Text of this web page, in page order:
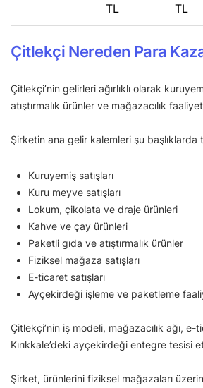
TL
TL
Çitlekçi Nereden Para
Çitlekçi’nin gelirleri ağırlıklı olarak
atıştırmalık ürünler ve mağazacılık
Şirketin ana gelir kalemleri şu başlıklarda
Kuruyemiş satışları
Kuru meyve satışları
Lokum, çikolata ve draje ürünleri
Kahve ve çay ürünleri
Paketli gıda ve atıştırmalık ürünler
Fiziksel mağaza satışları
E-ticaret satışları
Ayçekirdeği işleme ve paketleme
Çitlekçi’nin iş modeli, mağazacılık ağı, e-
Kırıkkale’deki ayçekirdeği entegre tesisi
Şirket, ürünlerini fiziksel mağazaları